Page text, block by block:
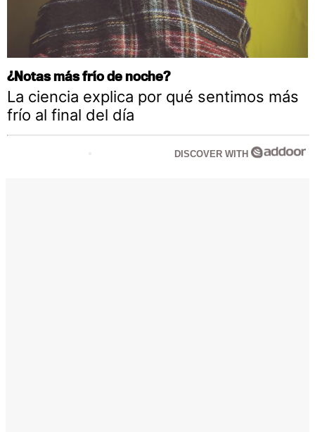
¿Notas más frío de noche?
La ciencia explica por qué sentimos más
frío al final del día
DISCOVER WITH